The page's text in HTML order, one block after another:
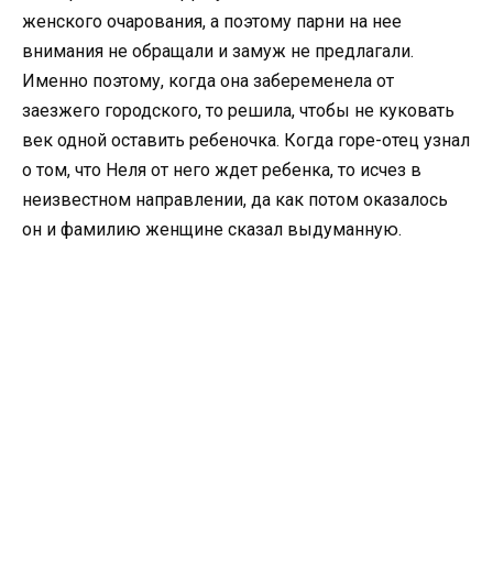
женского очарования, а поэтому парни на нее
внимания не обращали и замуж не предлагали.
Именно поэтому, когда она забеременела от
заезжего городского, то решила, чтобы не куковать
век одной оставить ребеночка. Когда горе-отец узнал
о том, что Неля от него ждет ребенка, то исчез в
неизвестном направлении, да как потом оказалось
он и фамилию женщине сказал выдуманную.